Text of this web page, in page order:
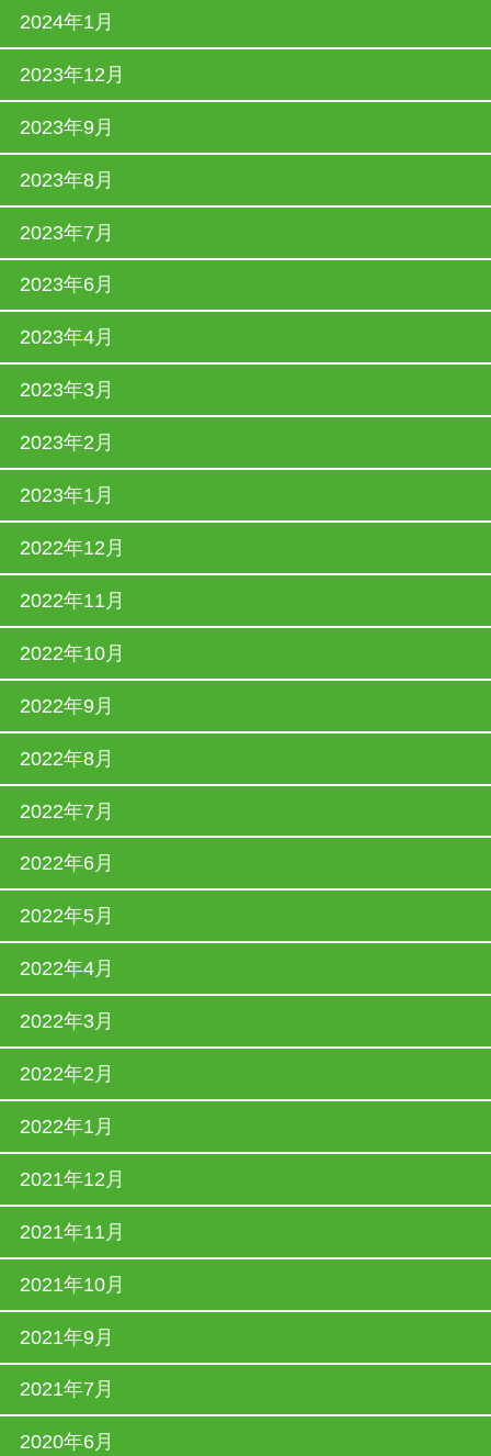
2024年1月
2023年12月
2023年9月
2023年8月
2023年7月
2023年6月
2023年4月
2023年3月
2023年2月
2023年1月
2022年12月
2022年11月
2022年10月
2022年9月
2022年8月
2022年7月
2022年6月
2022年5月
2022年4月
2022年3月
2022年2月
2022年1月
2021年12月
2021年11月
2021年10月
2021年9月
2021年7月
2020年6月